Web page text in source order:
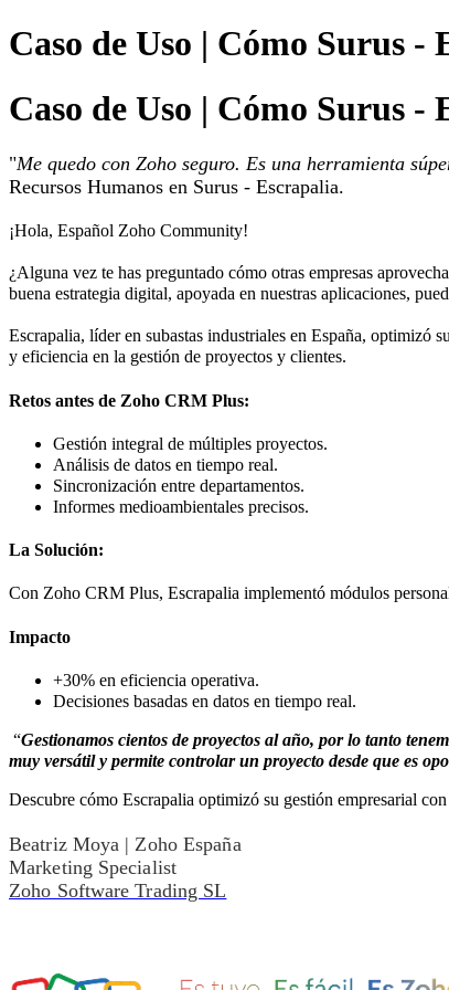
Caso de Uso | Cómo Surus
Caso de Uso | Cómo Surus
"Me quedo con Zoho seguro. Es una herramienta
Recursos Humanos en Surus - Escrapalia.
¡Hola, Español Zoho Community!
¿Alguna vez te has preguntado cómo otras empresas
buena estrategia digital, apoyada en nuestras aplicaciones,
Escrapalia, líder en subastas industriales en España, optimizó
y eficiencia en la gestión de proyectos y clientes.
Retos antes de Zoho CRM Plus:
Gestión integral de múltiples proyectos.
Análisis de datos en tiempo real.
Sincronización entre departamentos.
Informes medioambientales precisos.
La Solución:
Con Zoho CRM Plus, Escrapalia implementó módulos
Impacto
+30% en eficiencia operativa.
Decisiones basadas en datos en tiempo real.
“Gestionamos cientos de proyectos al año, por lo tanto
muy versátil y permite controlar un proyecto desde que es
Descubre cómo Escrapalia optimizó su gestión empresarial
Beatriz Moya | Zoho España
Marketing Specialist
Zoho Software Trading SL